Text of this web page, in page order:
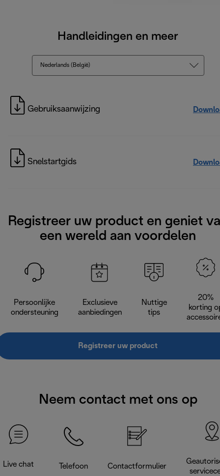
Handleidingen en meer
Nederlands (België)
Gebruiksaanwijzing
Snelstartgids
Registreer uw product en geniet
een wereld aan voordelen
Persoonlijke
ondersteuning
Exclusieve
aanbiedingen
Nuttige
tips
20%
korting
Registreer uw product
Neem contact met ons op
Live chat Telefoon Contactformulier